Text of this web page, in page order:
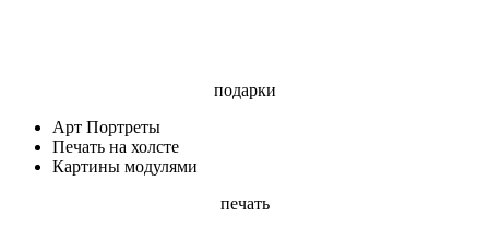
подарки
Арт Портреты
Печать на холсте
Картины модулями
печать